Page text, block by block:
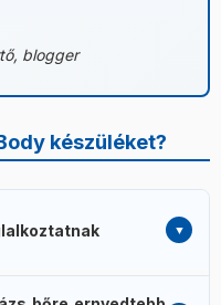
blogger
készüléket?
száj- és orrkörnyék,